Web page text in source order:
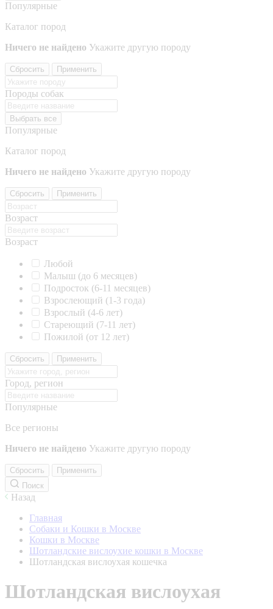
Популярные
Каталог пород
Ничего не найдено Укажите другую породу
Сбросить Применить
Породы собак
Выбрать все
Популярные
Каталог пород
Ничего не найдено Укажите другую породу
Сбросить Применить
Возраст
Возраст
Любой
Малыш (до 6 месяцев)
Подросток (6-11 месяцев)
Взрослеющий (1-3 года)
Взрослый (4-6 лет)
Стареющий (7-11 лет)
Пожилой (от 12 лет)
Сбросить Применить
Город, регион
Популярные
Все регионы
Ничего не найдено Укажите другую породу
Сбросить
Применить
Поиск
Назад
Главная
Собаки и Кошки в Москве
Кошки в Москве
Шотландские вислоухие кошки в Москве
Шотландская вислоухая кошечка
Шотландская вислоухая